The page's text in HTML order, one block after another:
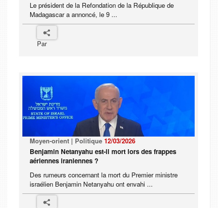
Le président de la Refondation de la République de
Madagascar a annoncé, le 9 ...
Par
Moyen-orient | Politique 12/03/2026
Benjamin Netanyahu est-il mort lors des frappes
aériennes iraniennes ?
Des rumeurs concernant la mort du Premier ministre
israélien Benjamin Netanyahu ont envahi ...